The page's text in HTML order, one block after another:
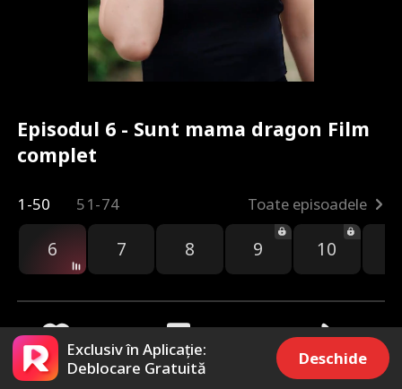
Episodul 6 - Sunt mama dragon Film
complet
1-50 51-74 Toate episoadele
6 7 8 9 10
637 4.9k Distribuie
Exclusiv în Aplicație:
Deblocare Gratuită
Deschide